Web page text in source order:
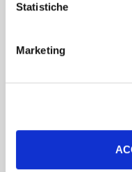
Statistiche
Marketing
Scopri un servizio